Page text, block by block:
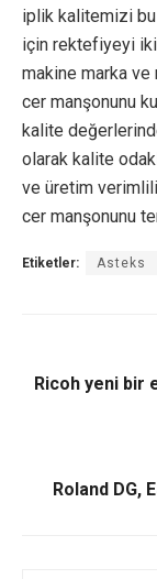
iplik kalitemizi
için rektefiyeyi
makine marka ve
cer manşonunu
kalite
olarak kalite
ve üretim
cer manşonunu
Etiketler: Asteks
Ricoh yeni bir
Roland DG,